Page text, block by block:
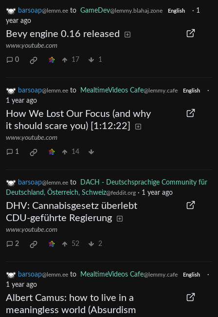
barsoap@lemm.ee to GameDev@lemmy.blahaj.zone English · 1
year ago
Bevy engine 0.16 released
www.youtube.com
0 17 1
barsoap@lemm.ee to MealtimeVideos Cafe@lemmy.cafe English
·
1 year ago
How We Lost Our Focus (and why
it should scare you) [1:12:22]
www.youtube.com
1 14
barsoap@lemm.ee to
DACH - Deutschsprachige Community für
Deutschland, Österreich, Schweiz@feddit.org · 1 year ago
DHV: Cannabisgesetz überlebt
CDU-geführte Regierung
www.youtube.com
2 52 2
barsoap@lemm.ee to MealtimeVideos Cafe@lemmy.cafe English
·
1 year ago
Albert Camus: how to live in a
meaningless world (Absurdism